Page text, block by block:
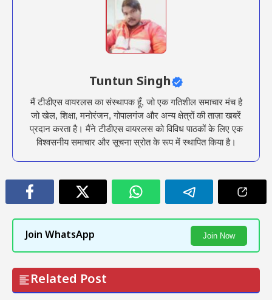
Tuntun Singh
मैं टीडीएस वायरलस का संस्थापक हूँ, जो एक गतिशील समाचार मंच है
जो खेल, शिक्षा, मनोरंजन, गोपालगंज और अन्य क्षेत्रों की ताज़ा खबरें
प्रदान करता है। मैंने टीडीएस वायरलस को विविध पाठकों के लिए एक
विश्वसनीय समाचार और सूचना स्रोत के रूप में स्थापित किया है।
Join WhatsApp Join Now
Related Post